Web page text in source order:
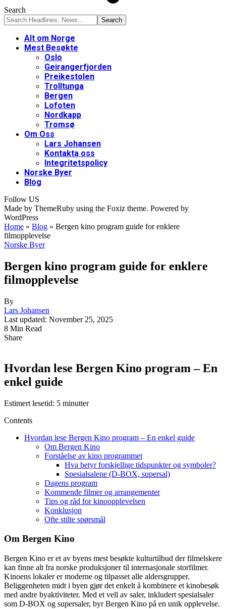
Search
Alt om Norge
Mest Besøkte
Oslo
Geirangerfjorden
Preikestolen
Trolltunga
Bergen
Lofoten
Nordkapp
Tromsø
Om Oss
Lars Johansen
Kontakta oss
Integritetspolicy
Norske Byer
Blog
Follow US
Made by ThemeRuby using the Foxiz theme. Powered by
WordPress
Home » Blog » Bergen kino program guide for enklere
filmopplevelse
Norske Byer
Bergen kino program guide for enklere
filmopplevelse
By
Lars Johansen
Last updated: November 25, 2025
8 Min Read
Share
Hvordan lese Bergen Kino program – En
enkel guide
Estimert lesetid: 5 minutter
Contents
Hvordan lese Bergen Kino program – En enkel guide
Om Bergen Kino
Forståelse av kino programmet
Hva betyr forskjellige tidspunkter og symboler?
Spesialsalene (D-BOX, supersal)
Dagens program
Kommende filmer og arrangementer
Tips og råd for kinoopplevelsen
Konklusjon
Ofte stilte spørsmål
Om Bergen Kino
Bergen Kino er et av byens mest besøkte kulturtilbud der filmelskere
kan finne alt fra norske produksjoner til internasjonale storfilmer.
Kinoens lokaler er moderne og tilpasset alle aldersgrupper.
Beliggenheten midt i byen gjør det enkelt å kombinere et kinobesøk
med andre byaktiviteter. Med et vell av saler, inkludert spesialsaler
som D-BOX og supersaler, byr Bergen Kino på en unik opplevelse.